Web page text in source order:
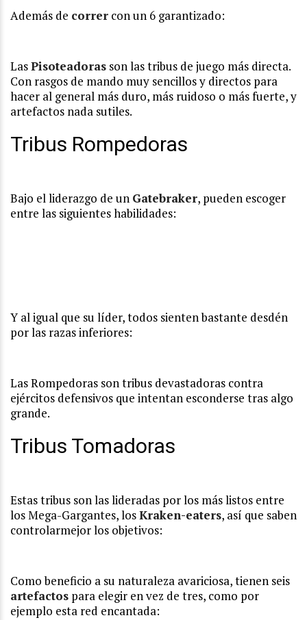
Además de correr con un 6 garantizado:
LasPisoteadoras son las tribus de juego más directa.
Con rasgos de mando muy sencillos y directos para
hacer al general más duro, más ruidoso o más fuerte, y
artefactos nada sutiles.
Tribus Rompedoras
Bajo el liderazgo de un Gatebraker, pueden escoger
entre las siguientes habilidades:
Y al igual que su líder, todos sienten bastante desdén
por las razas inferiores:
Las Rompedoras son tribus devastadoras contra
ejércitos defensivos que intentan esconderse tras algo
grande.
Tribus Tomadoras
Estas tribus son las lideradas por los más listos entre
los Mega-Gargantes, losKraken-eaters, así que saben
controlarmejor los objetivos:
Como beneficio a su naturaleza avariciosa, tienen seis
artefactos para elegir en vez de tres, como por
ejemplo esta red encantada: